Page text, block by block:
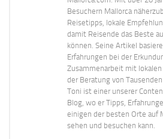
Besuchern Mallorca
Reisetipps, lokale
damit Reisende das Beste
können. Seine Artikel
Erfahrungen bei der
Zusammenarbeit mit
der Beratung von
Toni ist einer unserer
Blog, wo er Tipps,
einigen der besten Orte auf
sehen und besuchen kann.